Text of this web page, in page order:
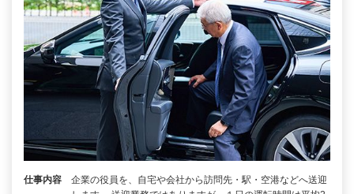
仕事内容
企業の役員を、自宅や会社から訪問先・駅・空港などへ送迎